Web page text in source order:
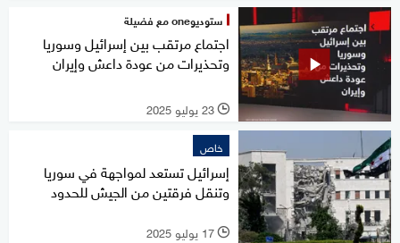
ستوديوone مع فضيلة
اجتماع مرتقب بين إسرائيل وسوريا
وتحذيرات من عودة داعش وإيران
l 23 يوليو 2025
خاص
إسرائيل تستعد لمواجهة في سوريا
وتنقل فرقتين من الجيش للحدود
l 17 يوليو 2025